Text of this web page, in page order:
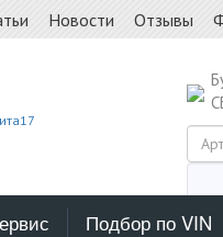
Новости Отзывы
Подбор по VIN